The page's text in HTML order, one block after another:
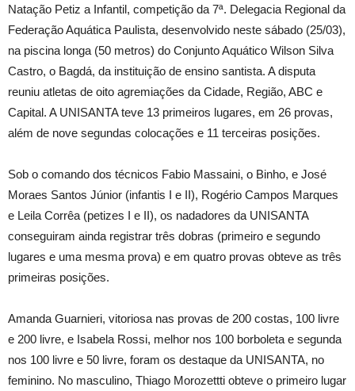
Natação Petiz a Infantil, competição da 7ª. Delegacia Regional da
Federação Aquática Paulista, desenvolvido neste sábado (25/03),
na piscina longa (50 metros) do Conjunto Aquático Wilson Silva
Castro, o Bagdá, da instituição de ensino santista. A disputa
reuniu atletas de oito agremiações da Cidade, Região, ABC e
Capital. A UNISANTA teve 13 primeiros lugares, em 26 provas,
além de nove segundas colocações e 11 terceiras posições.
Sob o comando dos técnicos Fabio Massaini, o Binho, e José
Moraes Santos Júnior (infantis I e II), Rogério Campos Marques
e Leila Corrêa (petizes I e II), os nadadores da UNISANTA
conseguiram ainda registrar três dobras (primeiro e segundo
lugares e uma mesma prova) e em quatro provas obteve as três
primeiras posições.
Amanda Guarnieri, vitoriosa nas provas de 200 costas, 100 livre
e 200 livre, e Isabela Rossi, melhor nos 100 borboleta e segunda
nos 100 livre e 50 livre, foram os destaque da UNISANTA, no
feminino. No masculino, Thiago Morozettti obteve o primeiro lugar